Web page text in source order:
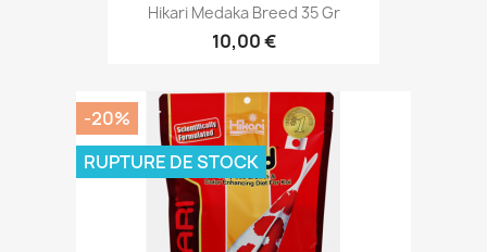
Hikari Medaka Breed 35 Gr
10,00 €
-20%
RUPTURE DE STOCK